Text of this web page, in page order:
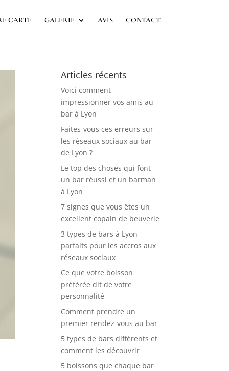
CARTE GALERIE AVIS CONTACT
Articles récents
Voici comment
impressionner vos amis au
bar à Lyon
Faites-vous ces erreurs sur
les réseaux sociaux au bar
de Lyon ?
Le top des choses qui font
un bar réussi et un barman
à Lyon
7 signes que vous êtes un
excellent copain de beuverie
3 types de bars à Lyon
parfaits pour les accros aux
réseaux sociaux
Ce que votre boisson
préférée dit de votre
personnalité
Comment prendre un
premier rendez-vous au bar
5 types de bars différents et
comment les découvrir
5 boissons que chaque bar